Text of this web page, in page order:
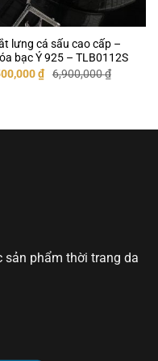
lưng cá sấu cao cấp –
bạc Ý 925 – TLB0112S
6,900,000₫
₫Giá
hiện
sản phẩm thời trang da